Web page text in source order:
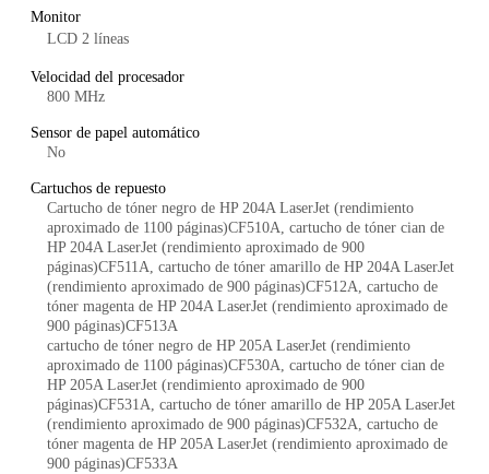
Monitor
LCD 2 líneas
Velocidad del procesador
800 MHz
Sensor de papel automático
No
Cartuchos de repuesto
Cartucho de tóner negro de HP 204A LaserJet (rendimiento
aproximado de 1100 páginas)CF510A, cartucho de tóner cian de
HP 204A LaserJet (rendimiento aproximado de 900
páginas)CF511A, cartucho de tóner amarillo de HP 204A LaserJet
(rendimiento aproximado de 900 páginas)CF512A, cartucho de
tóner magenta de HP 204A LaserJet (rendimiento aproximado de
900 páginas)CF513A
cartucho de tóner negro de HP 205A LaserJet (rendimiento
aproximado de 1100 páginas)CF530A, cartucho de tóner cian de
HP 205A LaserJet (rendimiento aproximado de 900
páginas)CF531A, cartucho de tóner amarillo de HP 205A LaserJet
(rendimiento aproximado de 900 páginas)CF532A, cartucho de
tóner magenta de HP 205A LaserJet (rendimiento aproximado de
900 páginas)CF533A